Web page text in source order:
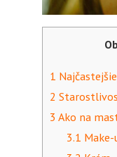
1
2
3 Ako na
3.1 Make-